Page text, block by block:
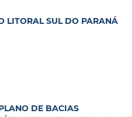
LITORAL SUL DO PARANÁ
DE BACIAS